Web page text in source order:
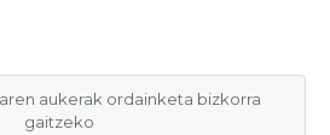
aukerak ordainketa bizkorra
gaitzeko